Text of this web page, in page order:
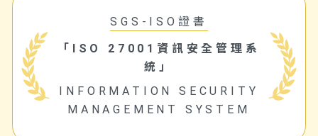
SGS-ISO證書
「ISO 27001資訊安全管理系
統」
INFORMATION SECURITY
MANAGEMENT SYSTEM